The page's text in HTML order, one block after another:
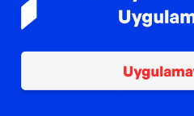
TROY ile 200 TL İndirim
30X Büyütme